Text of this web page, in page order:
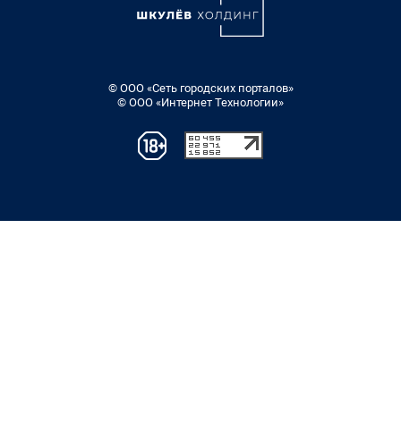
© ООО «Сеть городских порталов»
© ООО «Интернет Технологии»